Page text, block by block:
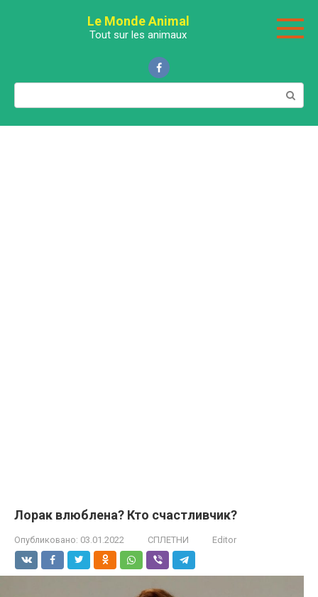
Le Monde Animal
Tout sur les animaux
Поиск:
Лорак влюблена? Кто счастливчик?
Опубликовано: 03.01.2022 СПЛЕТНИ Editor